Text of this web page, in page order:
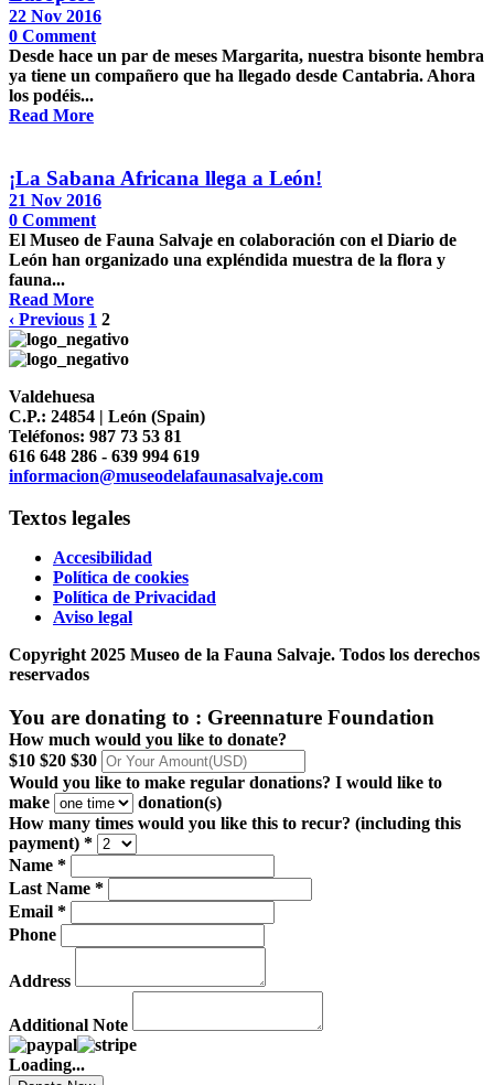
22 Nov 2016
0 Comment
Desde hace un par de meses Margarita, nuestra bisonte hembra
ya tiene un compañero que ha llegado desde Cantabria. Ahora
los podéis...
Read More
¡La Sabana Africana llega a León!
21 Nov 2016
0 Comment
El Museo de Fauna Salvaje en colaboración con el Diario de
León han organizado una expléndida muestra de la flora y
fauna...
Read More
‹ Previous 1 2
Valdehuesa
C.P.: 24854 | León (Spain)
Teléfonos: 987 73 53 81
616 648 286 - 639 994 619
informacion@museodelafaunasalvaje.com
Textos legales
Accesibilidad
Política de cookies
Política de Privacidad
Aviso legal
Copyright 2025 Museo de la Fauna Salvaje. Todos los derechos
reservados
You are donating to : Greennature Foundation
How much would you like to donate?
$10 $20 $30
Would you like to make regular donations? I would like to
make
donation(s)
How many times would you like this to recur? (including this
payment) *
Name *
Last Name *
Email *
Phone
Address
Additional Note
Loading...